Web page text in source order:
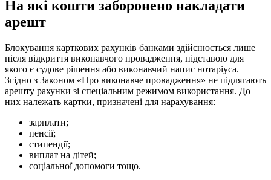
На які кошти заборонено накладати
арешт
Блокування карткових рахунків банками здійснюється лише
після відкриття виконавчого провадження, підставою для
якого є судове рішення або виконавчий напис нотаріуса.
Згідно з Законом «Про виконавче провадження» не підлягають
арешту рахунки зі спеціальним режимом використання. До
них належать картки, призначені для нарахування:
зарплати;
пенсії;
стипендії;
виплат на дітей;
соціальної допомоги тощо.